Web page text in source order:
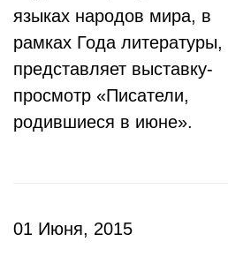
языках народов мира, в
рамках Года литературы,
представляет выставку-
просмотр «Писатели,
родившиеся в июне».
01 Июня, 2015